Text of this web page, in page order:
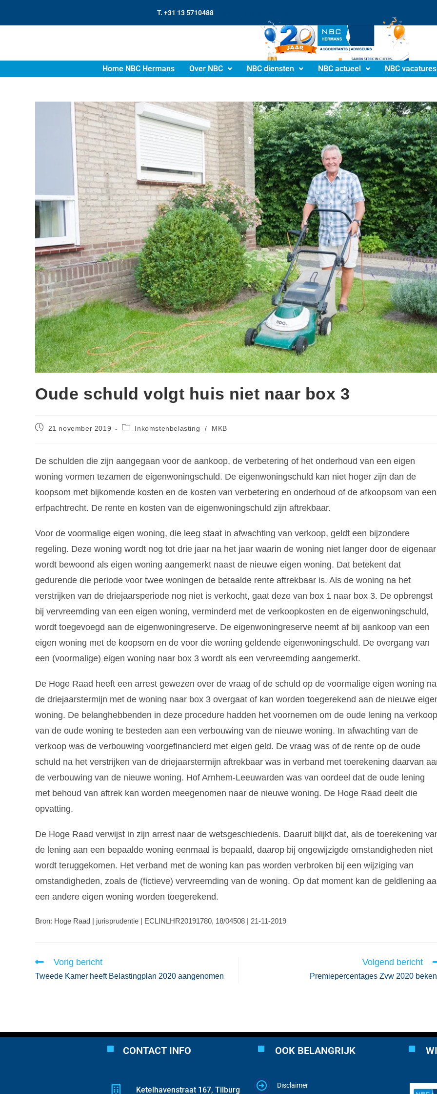
T. +31 13 5710488
Home NBC Hermans Over NBC NBC diensten NBC actueel NBC vacatures
Oude schuld volgt huis niet naar box 3
21 november 2019 Inkomstenbelasting / MKB
De schulden die zijn aangegaan voor de aankoop, de verbetering of het onderhoud van een eigen
woning vormen tezamen de eigenwoningschuld. De eigenwoningschuld kan niet hoger zijn dan de
koopsom met bijkomende kosten en de kosten van verbetering en onderhoud of de afkoopsom van een
erfpachtrecht. De rente en kosten van de eigenwoningschuld zijn aftrekbaar.
Voor de voormalige eigen woning, die leeg staat in afwachting van verkoop, geldt een bijzondere
regeling. Deze woning wordt nog tot drie jaar na het jaar waarin de woning niet langer door de eigenaar
wordt bewoond als eigen woning aangemerkt naast de nieuwe eigen woning. Dat betekent dat
gedurende die periode voor twee woningen de betaalde rente aftrekbaar is. Als de woning na het
verstrijken van de driejaarsperiode nog niet is verkocht, gaat deze van box 1 naar box 3. De opbrengst
bij vervreemding van een eigen woning, verminderd met de verkoopkosten en de eigenwoningschuld,
wordt toegevoegd aan de eigenwoningreserve. De eigenwoningreserve neemt af bij aankoop van een
eigen woning met de koopsom en de voor die woning geldende eigenwoningschuld. De overgang van
een (voormalige) eigen woning naar box 3 wordt als een vervreemding aangemerkt.
De Hoge Raad heeft een arrest gewezen over de vraag of de schuld op de voormalige eigen woning na
de driejaarstermijn met de woning naar box 3 overgaat of kan worden toegerekend aan de nieuwe
woning. De belanghebbenden in deze procedure hadden het voornemen om de oude lening na verkoop
van de oude woning te besteden aan een verbouwing van de nieuwe woning. In afwachting van de
verkoop was de verbouwing voorgefinancierd met eigen geld. De vraag was of de rente op de oude
schuld na het verstrijken van de driejaarstermijn aftrekbaar was in verband met toerekening daarvan
de verbouwing van de nieuwe woning. Hof Arnhem-Leeuwarden was van oordeel dat de oude lening
met behoud van aftrek kan worden meegenomen naar de nieuwe woning. De Hoge Raad deelt die
opvatting.
De Hoge Raad verwijst in zijn arrest naar de wetsgeschiedenis. Daaruit blijkt dat, als de toerekening
de lening aan een bepaalde woning eenmaal is bepaald, daarop bij ongewijzigde omstandigheden niet
wordt teruggekomen. Het verband met de woning kan pas worden verbroken bij een wijziging van
omstandigheden, zoals de (fictieve) vervreemding van de woning. Op dat moment kan de geldlening
een andere eigen woning worden toegerekend.
Bron: Hoge Raad | jurisprudentie | ECLINLHR20191780, 18/04508 | 21-11-2019
Vorig bericht
Tweede Kamer heeft Belastingplan 2020 aangenomen
Volgend bericht
Premiepercentages Zvw 2020
CONTACT INFO
Ketelhavenstraat 167, Tilburg
OOK BELANGRIJK
Disclaimer